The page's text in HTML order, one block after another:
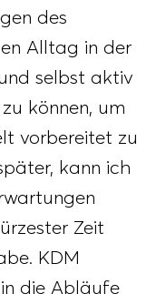
des
Alltag in der
selbst aktiv
können, um
vorbereitet zu
kann ich
Zeit
KDM
die Abläufe